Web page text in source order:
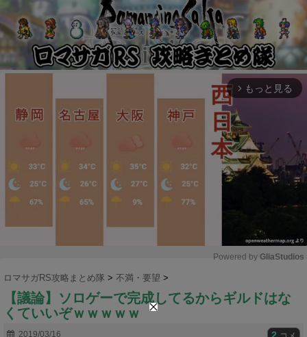
arrow_forward_ios もっと見る
u
Powered by GliaStudios
ロマサガRS攻略まとめ隊 > 不満・要望 >
【議論】ソロゲーで完成してるからギルドはな
くていいぞｗｗｗｗｗ
2019/03/16